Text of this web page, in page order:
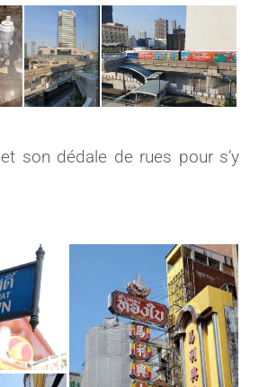
et son dédale de rues pour s’y